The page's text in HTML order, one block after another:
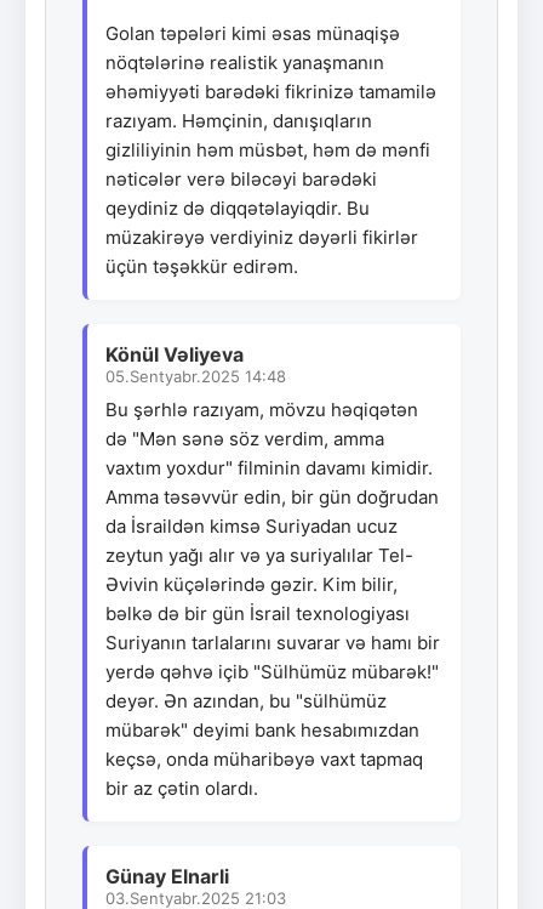
Golan təpələri kimi əsas münaqişə
nöqtələrinə realistik yanaşmanın
əhəmiyyəti barədəki fikrinizə tamamilə
razıyam. Həmçinin, danışıqların
gizliliyinin həm müsbət, həm də mənfi
nəticələr verə biləcəyi barədəki
qeydiniz də diqqətəlayiqdir. Bu
müzakirəyə verdiyiniz dəyərli fikirlər
üçün təşəkkür edirəm.
Könül Vəliyeva
05.Sentyabr.2025 14:48
Bu şərhlə razıyam, mövzu həqiqətən
də "Mən sənə söz verdim, amma
vaxtım yoxdur" filminin davamı kimidir.
Amma təsəvvür edin, bir gün doğrudan
da İsraildən kimsə Suriyadan ucuz
zeytun yağı alır və ya suriyalılar Tel-
Əvivin küçələrində gəzir. Kim bilir,
bəlkə də bir gün İsrail texnologiyası
Suriyanın tarlalarını suvarar və hamı bir
yerdə qəhvə içib "Sülhümüz mübarək!"
deyər. Ən azından, bu "sülhümüz
mübarək" deyimi bank hesabımızdan
keçsə, onda müharibəyə vaxt tapmaq
bir az çətin olardı.
Günay Elnarli
03.Sentyabr.2025 21:03